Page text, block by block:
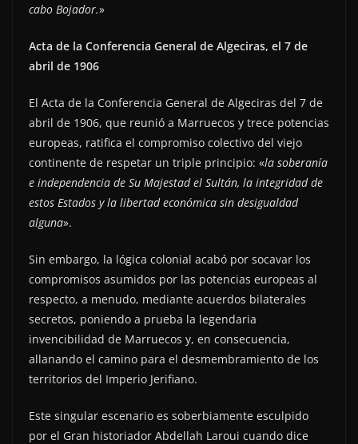
cabo Bojador.»
Acta de la Conferencia General de Algeciras, el 7 de
abril de 1906
El Acta de la Conferencia General de Algeciras del 7 de
abril de 1906, que reunió a Marruecos y trece potencias
europeas, ratifica el compromiso colectivo del viejo
continente de respetar un triple principio: «la soberanía
e independencia de Su Majestad el Sultán, la integridad de
estos Estados y la libertad económica sin desigualdad
alguna».
Sin embargo, la lógica colonial acabó por socavar los
compromisos asumidos por las potencias europeas al
respecto, a menudo, mediante acuerdos bilaterales
secretos, poniendo a prueba la legendaria
invencibilidad de Marruecos y, en consecuencia,
allanando el camino para el desmembramiento de los
territorios del Imperio Jerifiano.
Este singular escenario es soberbiamente esculpido
por el Gran historiador Abdellah Laroui cuando dice